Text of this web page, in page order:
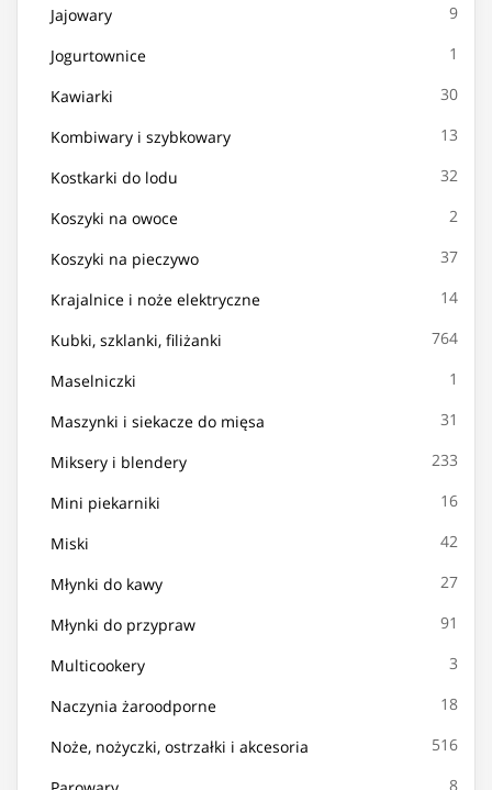
Jajowary 9
Jogurtownice 1
Kawiarki 30
Kombiwary i szybkowary 13
Kostkarki do lodu 32
Koszyki na owoce 2
Koszyki na pieczywo 37
Krajalnice i noże elektryczne 14
Kubki, szklanki, filiżanki 764
Maselniczki 1
Maszynki i siekacze do mięsa 31
Miksery i blendery 233
Mini piekarniki 16
Miski 42
Młynki do kawy 27
Młynki do przypraw 91
Multicookery 3
Naczynia żaroodporne 18
Noże, nożyczki, ostrzałki i akcesoria 516
8